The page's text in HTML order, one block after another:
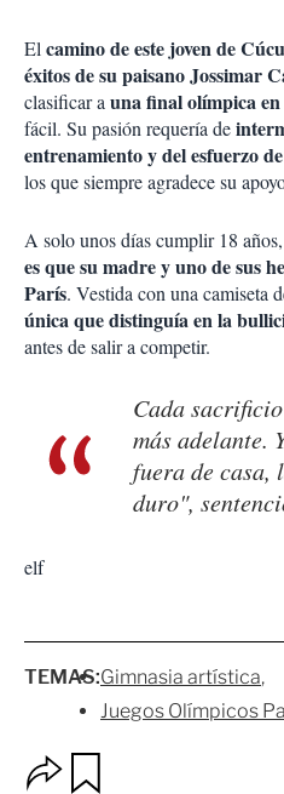
Elcamino de este joven de
éxitos de su paisano Jossimar
clasificar auna final olímpica
fácil. Su pasión requería de
entrenamiento y del esfuerzo
los que siempre agradece su
A solo unos días cumplir 18 años,
es que su madre y uno de sus
París. Vestida con una camiseta
única que distinguía en la
antes de salir a competir.
Cada
más adelante.
fuera de casa,
duro",
elf
TEMAS:Gimnasia artística
Juegos Olímpicos